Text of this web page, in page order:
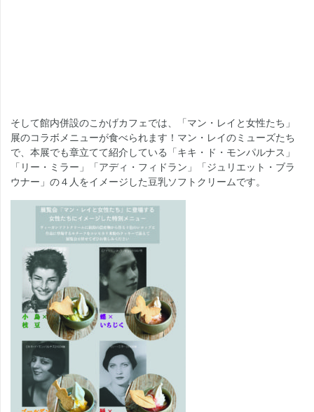
そして館内併設のこかげカフェでは、「マン・レイと女性たち」
展のコラボメニューが食べられます！マン・レイのミューズたち
で、本展でも章立てて紹介している「キキ・ド・モンパルナス」
「リー・ミラー」「アディ・フィドラン」「ジュリエット・ブラ
ウナー」の４人をイメージした豆乳ソフトクリームです。